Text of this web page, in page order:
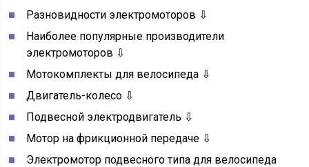
Разновидности электромоторов ⇩
Наиболее популярные производители
электромоторов ⇩
Мотокомплекты для велосипеда ⇩
Двигатель-колесо ⇩
Подвесной электродвигатель ⇩
Мотор на фрикционной передаче ⇩
Электромотор подвесного типа для велосипеда